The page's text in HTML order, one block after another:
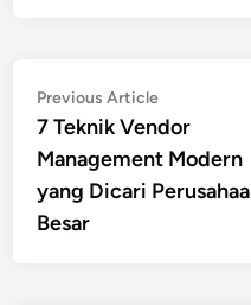
Post
navigation
Previous ArticlePrevious
article:
7 Teknik Vendor
Management Modern
yang Dicari
Besar